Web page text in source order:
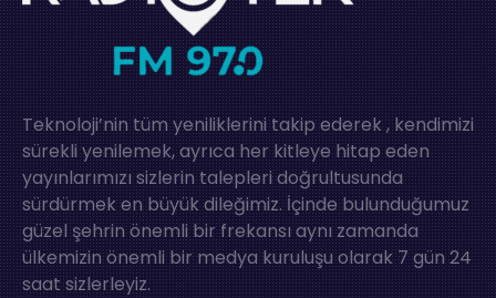
Teknoloji’nin tüm yeniliklerini takip ederek , kendimizi
sürekli yenilemek, ayrıca her kitleye hitap eden
yayınlarımızı sizlerin talepleri doğrultusunda
sürdürmek en büyük dileğimiz. İçinde bulunduğumuz
güzel şehrin önemli bir frekansı aynı zamanda
ülkemizin önemli bir medya kuruluşu olarak 7 gün 24
saat sizlerleyiz.